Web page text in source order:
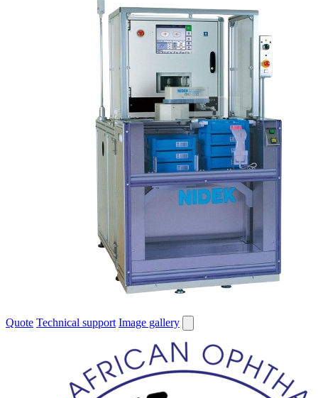
Quote Technical support Image gallery